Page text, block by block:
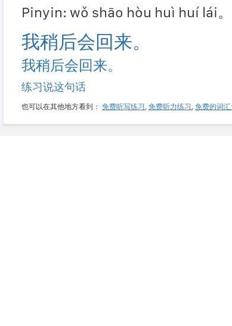
Pinyin: wǒ shāo hòu huì huí lái。
我稍后会回来。
我稍后会回来。
练习说这句话
也可以在其他地方看到： 免费听写练习, 免费听力练习, 免费的词